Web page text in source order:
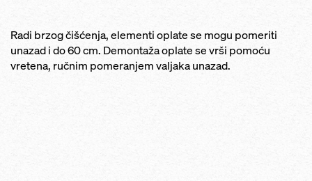
Radi brzog čišćenja, elementi oplate se mogu pomeriti
unazad i do 60 cm. Demontaža oplate se vrši pomoću
vretena, ručnim pomeranjem valjaka unazad.